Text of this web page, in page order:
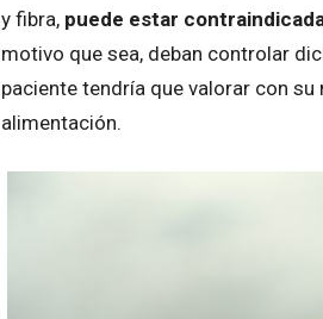
y fibra, puede estar
motivo que sea, deban controlar
paciente tendría que valorar con su
alimentación.